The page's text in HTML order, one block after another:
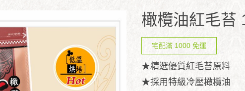
橄欖油紅毛苔
宅配滿 1000 免運
★精選優質紅毛苔原料
★採用特級冷壓橄欖油